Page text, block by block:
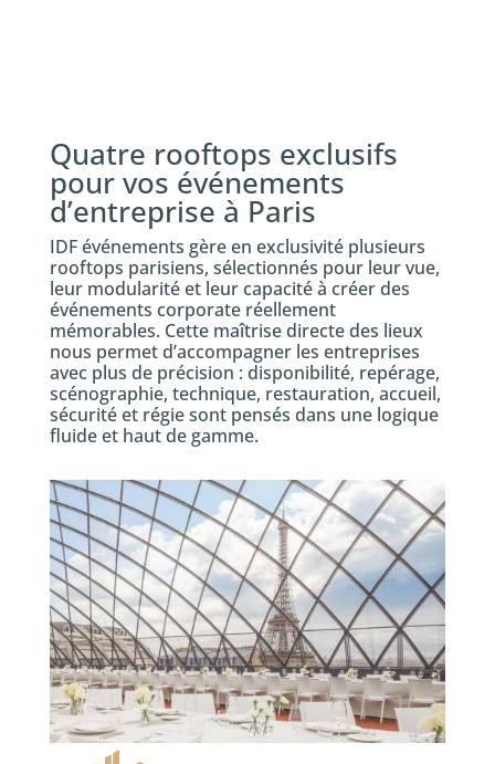
Quatre rooftops exclusifs
pour vos événements
d’entreprise à Paris
IDF événements gère en exclusivité plusieurs
rooftops parisiens, sélectionnés pour leur vue,
leur modularité et leur capacité à créer des
événements corporate réellement
mémorables. Cette maîtrise directe des lieux
nous permet d’accompagner les entreprises
avec plus de précision : disponibilité, repérage,
scénographie, technique, restauration, accueil,
sécurité et régie sont pensés dans une logique
fluide et haut de gamme.